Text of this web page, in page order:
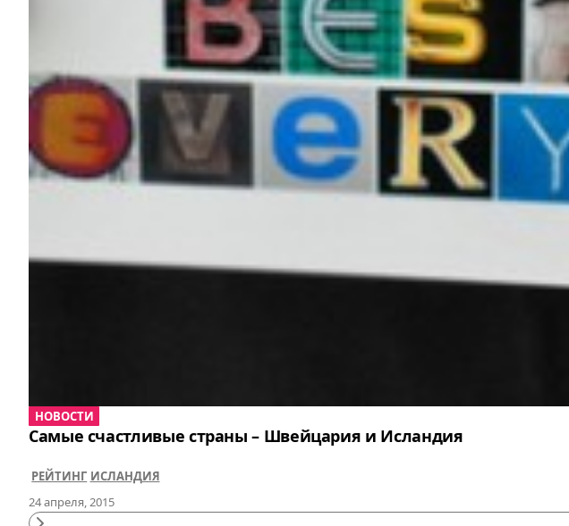
НОВОСТИ
Самые счастливые страны – Швейцария и Исландия
РЕЙТИНГ ИСЛАНДИЯ
24 апреля, 2015